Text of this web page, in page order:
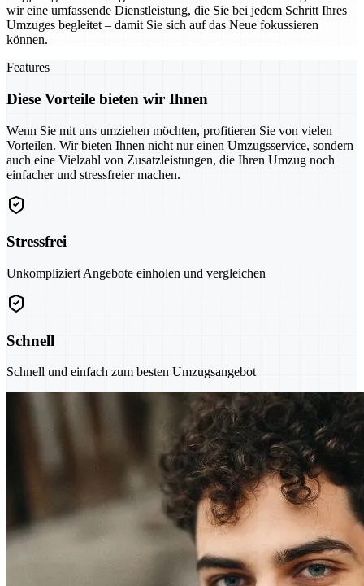
wir eine umfassende Dienstleistung, die Sie bei jedem Schritt Ihres
Umzuges begleitet – damit Sie sich auf das Neue fokussieren
können.
Features
Diese Vorteile bieten wir Ihnen
Wenn Sie mit uns umziehen möchten, profitieren Sie von vielen
Vorteilen. Wir bieten Ihnen nicht nur einen Umzugsservice, sondern
auch eine Vielzahl von Zusatzleistungen, die Ihren Umzug noch
einfacher und stressfreier machen.
Stressfrei
Unkompliziert Angebote einholen und vergleichen
Schnell
Schnell und einfach zum besten Umzugsangebot